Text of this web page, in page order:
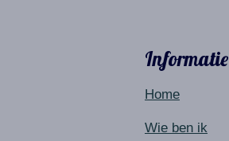
Informatie
Home
Wie ben ik